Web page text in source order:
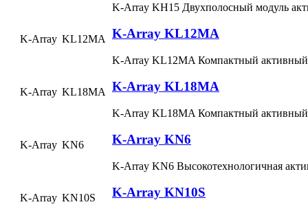
K-Array KH15 Двухполосный модуль
K-Array KL12MA K-Array KL12MA
K-Array KL12MA Компактный
K-Array KL18MA K-Array KL18MA
K-Array KL18MA Компактный
K-Array KN6 K-Array KN6
K-Array KN6 Высокотехнологичная
K-Array KN10S K-Array KN10S